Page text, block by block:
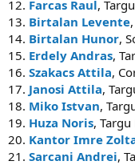
12. Farcas Raul,
13. Birtalan Levente
14. Birtalan Hunor,
15. Erdely Andras,
16. Szakacs Attila,
17. Janosi Attila,
18. Miko Istvan,
19. Huza Noris,
20. Kantor Imre
21. Sarcani Andrei,